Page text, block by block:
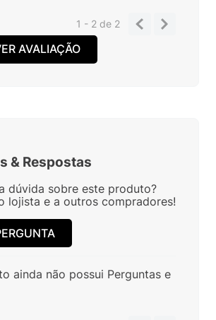
1 - 2de 2
AVALIAÇÃO
& Respostas
dúvida sobre este produto?
lojista e a outros compradores!
ainda não possui Perguntas e